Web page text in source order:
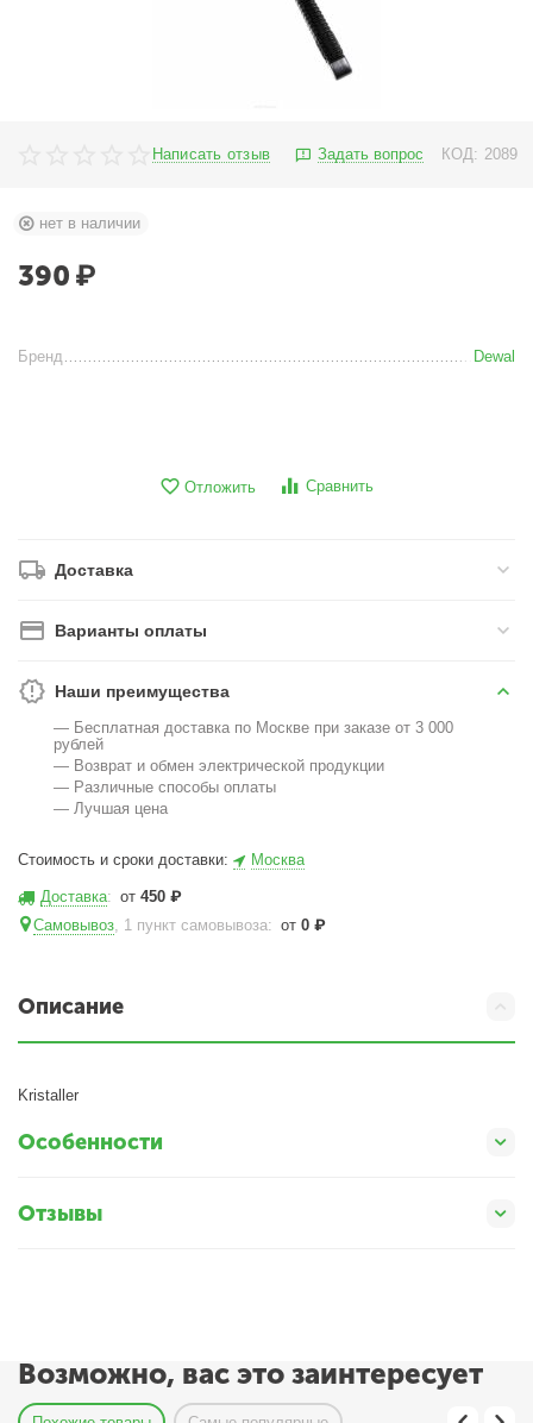
Написать отзыв Задать вопрос КОД: 2089
нет в наличии
390 ₽
Бренд Dewal
Отложить Сравнить
Доставка
Варианты оплаты
Наши преимущества
— Бесплатная доставка по Москве при заказе от 3 000
рублей
— Возврат и обмен электрической продукции
— Различные способы оплаты
— Лучшая цена
Стоимость и сроки доставки: Москва
Доставка: от450 ₽
Самовывоз, 1 пункт самовывоза: от0 ₽
Описание
Kristaller
Особенности
Отзывы
Возможно, вас это заинтересует